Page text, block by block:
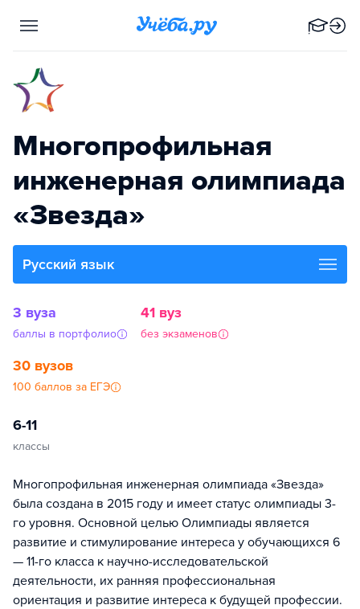
Многопрофильная
инженерная олимпиада
«Звезда»
Русский язык
3 вуза
баллы в портфолио
41 вуз
без экзаменов
30 вузов
100 баллов за ЕГЭ
6-11
классы
Многопрофильная инженерная олимпиада «Звезда»
была создана в 2015 году и имеет статус олимпиады 3-
го уровня. Основной целью Олимпиады является
развитие и стимулирование интереса у обучающихся 6
— 11-го класса к научно-исследовательской
деятельности, их ранняя профессиональная
ориентация и развитие интереса к будущей профессии.